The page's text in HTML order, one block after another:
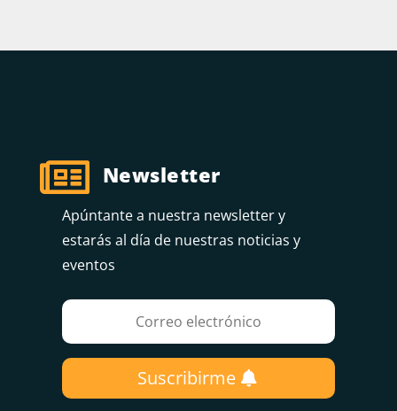
 Newsletter
Apúntante a nuestra newsletter y
estarás al día de nuestras noticias y
eventos
Suscribirme